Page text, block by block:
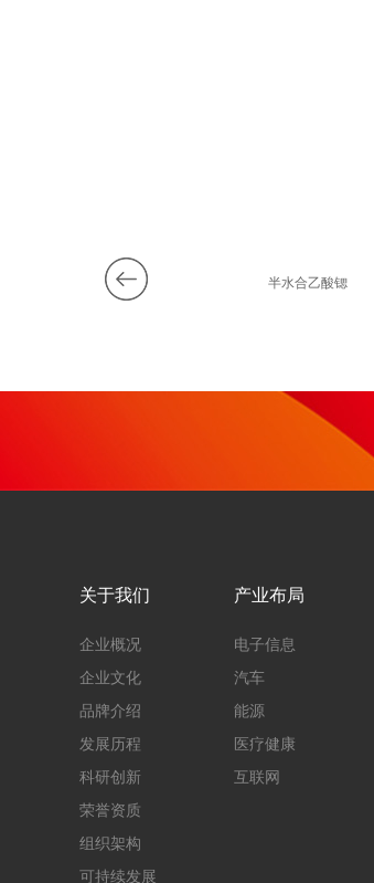
半水合乙酸锶
关于我们
企业概况
企业文化
品牌介绍
发展历程
科研创新
荣誉资质
组织架构
可持续发展
产业布局
电子信息
汽车
能源
医疗健康
互联网